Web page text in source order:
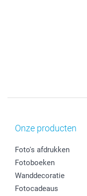
Onze producten
Foto's afdrukken
Fotoboeken
Wanddecoratie
Fotocadeaus